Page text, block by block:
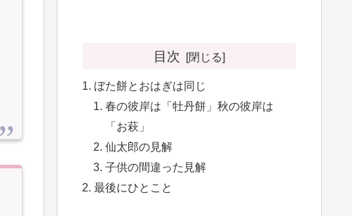
目次
ぼた餅とおはぎは同じ
春の彼岸は「牡丹餅」秋の彼岸は
「お萩」
仙太郎の見解
子供の間違った見解
最後にひとこと